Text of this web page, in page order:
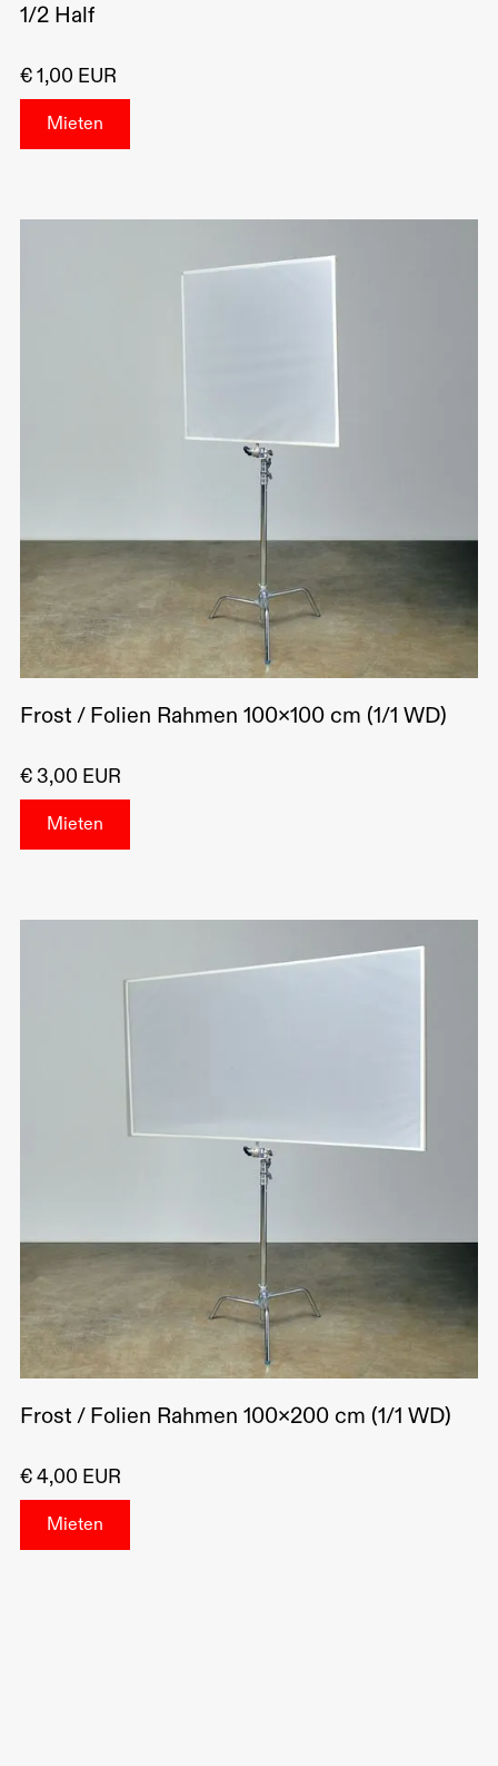
1/2 Half
€ 1,00 EUR
Frost / Folien Rahmen 100x100 cm (1/1 WD)
€ 3,00 EUR
Frost / Folien Rahmen 100x200 cm (1/1 WD)
€ 4,00 EUR